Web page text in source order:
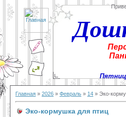
Главная » 2026 » Февраль » 14 » Эко-
Эко-кормушка для птиц